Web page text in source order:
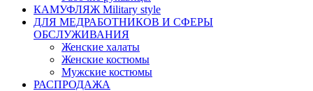
КАМУФЛЯЖ Military style
ДЛЯ МЕДРАБОТНИКОВ И СФЕРЫ
ОБСЛУЖИВАНИЯ
Женские халаты
Женские костюмы
Мужские костюмы
РАСПРОДАЖА